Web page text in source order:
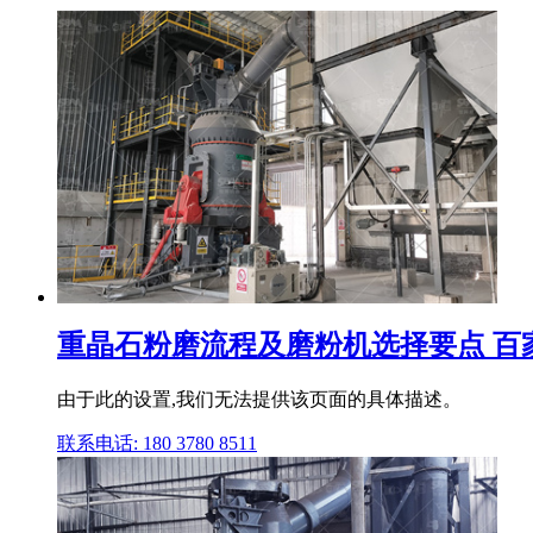
重晶石粉磨流程及磨粉机选择要点 百
由于此的设置,我们无法提供该页面的具体描述。
联系电话: 180 3780 8511